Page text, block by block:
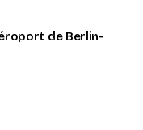
de Berlin-